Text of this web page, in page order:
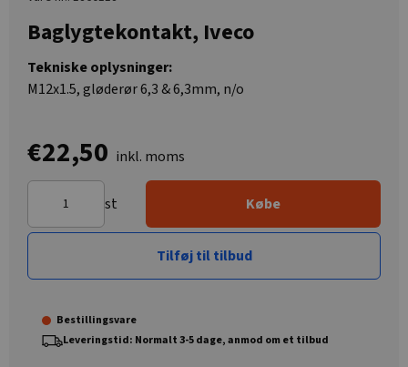
Baglygtekontakt, Iveco
Tekniske oplysninger:
M12x1.5, gløderør 6,3 & 6,3mm, n/o
€22,50 inkl. moms
st Købe
Tilføj til tilbud
Bestillingsvare
Leveringstid: Normalt 3-5 dage, anmod om et tilbud